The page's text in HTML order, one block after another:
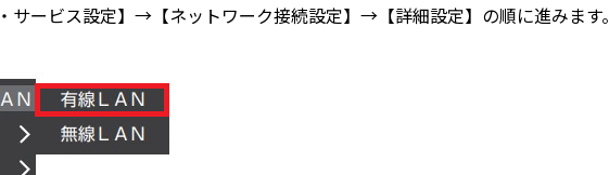
サービス設定】→【ネットワーク接続設定】→【詳細設定】の順に進みます。